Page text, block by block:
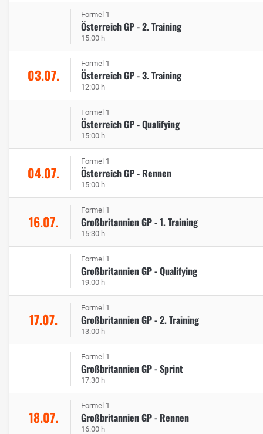
Formel 1
Österreich GP - 2. Training
15:00 h
03.07.
Formel 1
Österreich GP - 3. Training
12:00 h
Formel 1
Österreich GP - Qualifying
15:00 h
04.07.
Formel 1
Österreich GP - Rennen
15:00 h
16.07.
Formel 1
Großbritannien GP - 1. Training
15:30 h
Formel 1
Großbritannien GP - Qualifying
19:00 h
17.07.
Formel 1
Großbritannien GP - 2. Training
13:00 h
Formel 1
Großbritannien GP - Sprint
17:30 h
18.07.
Formel 1
Großbritannien GP - Rennen
16:00 h